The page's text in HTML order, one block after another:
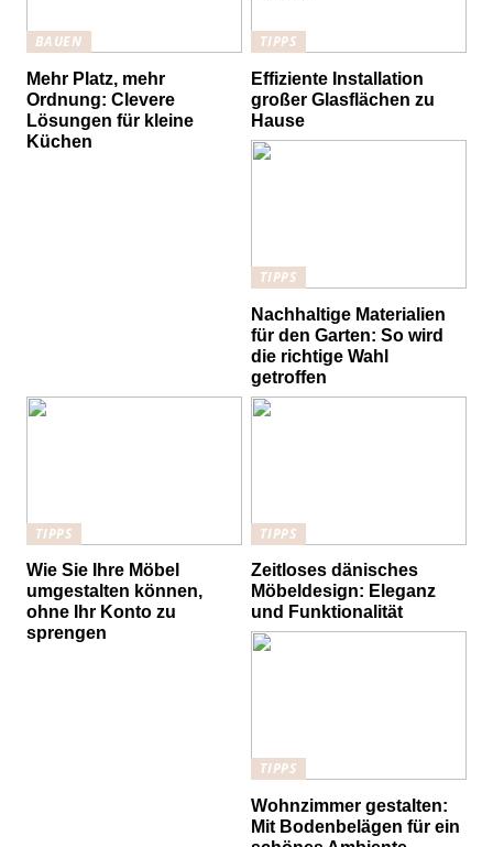
BAUEN
Mehr Platz, mehr
Ordnung: Clevere
Lösungen für kleine
Küchen
TIPPS
Effiziente Installation
großer Glasflächen zu
Hause
TIPPS
Nachhaltige Materialien
für den Garten: So wird
die richtige Wahl
getroffen
TIPPS
Wie Sie Ihre Möbel
umgestalten können,
ohne Ihr Konto zu
sprengen
TIPPS
Zeitloses dänisches
Möbeldesign: Eleganz
und Funktionalität
TIPPS
Wohnzimmer gestalten:
Mit Bodenbelägen für ein